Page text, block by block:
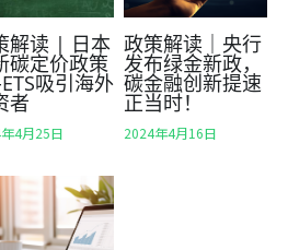
解读 | 日本
碳定价政策
吸引海外
者
4月25日
政策解读｜央行
发布绿金新政，
碳金融创新提速
正当时！
2024年4月16日